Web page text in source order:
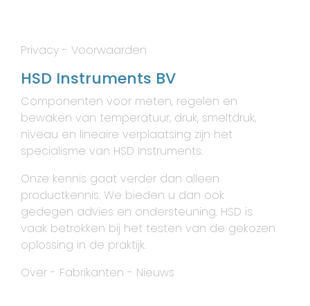
Privacy - Voorwaarden
HSD Instruments BV
Componenten voor meten, regelen en
bewaken van temperatuur, druk, smeltdruk,
niveau en lineaire verplaatsing zijn het
specialisme van HSD Instruments.
Onze kennis gaat verder dan alleen
productkennis. We bieden u dan ook
gedegen advies en ondersteuning. HSD is
vaak betrokken bij het testen van de gekozen
oplossing in de praktijk.
Over - Fabrikanten - Nieuws